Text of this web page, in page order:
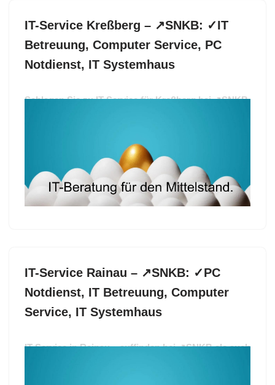
IT-Service Kreßberg – ↗️SNKB: ✓IT
Betreuung, Computer Service, PC
Notdienst, IT Systemhaus
Schlagen Sie zu IT-Service für Kreßberg bei ↗️SNKB
Ihr IT Experte für ✓Computer Service, ✓IT
Betreuung, ✓IT-Service, ✓PC Notdienst und ✓IT
Systemhaus. Lassen Sie sich von uns begeistern ✉.
IT-Service Rainau – ↗️SNKB: ✓PC
Notdienst, IT Betreuung, Computer
Service, IT Systemhaus
IT-Service in Rainau – auffinden bei ↗️SNKB als auch